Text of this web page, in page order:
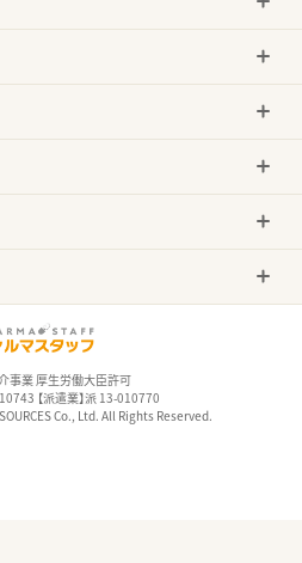
事業 厚生労働大臣許可
【派遣業】派 13-010770
Co., Ltd. All Rights Reserved.